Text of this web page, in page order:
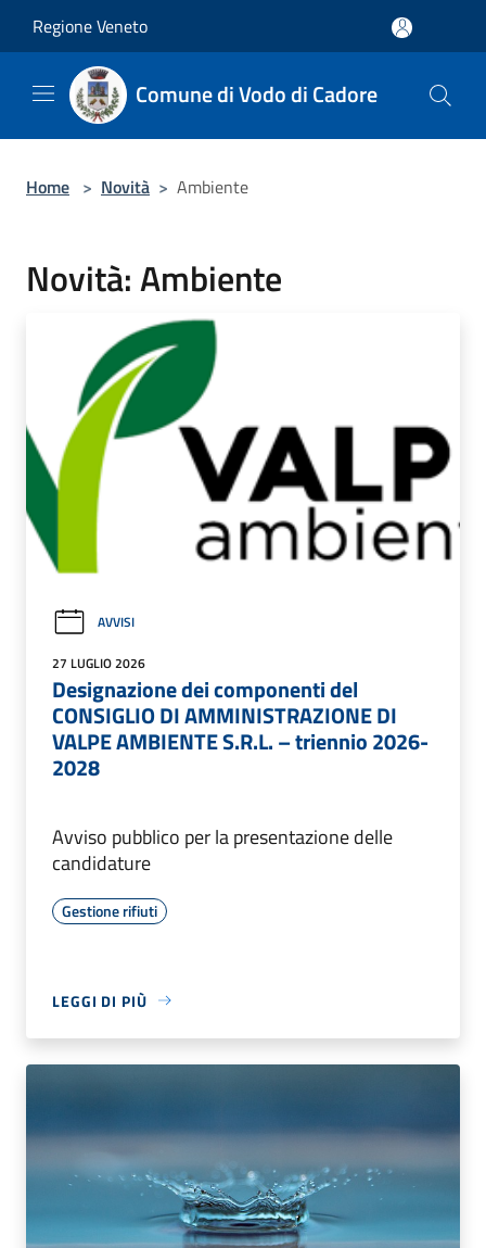
Regione Veneto
Comune di Vodo di Cadore
Home > Novità > Ambiente
Novità: Ambiente
AVVISI
27 LUGLIO 2026
Designazione dei componenti del
CONSIGLIO DI AMMINISTRAZIONE DI
VALPE AMBIENTE S.R.L. – triennio 2026-
2028
Avviso pubblico per la presentazione delle
candidature
Gestione rifiuti
LEGGI DI PIÙ